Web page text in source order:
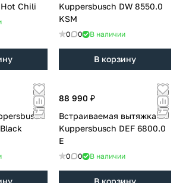
Chili
Kuppersbusch DW 8550.0
KSM
0 0 В наличии
В корзину
88 990 ₽
Встраиваемая вытяжка
Kuppersbusch DEF 6800.0
E
0 0 В наличии
В корзину